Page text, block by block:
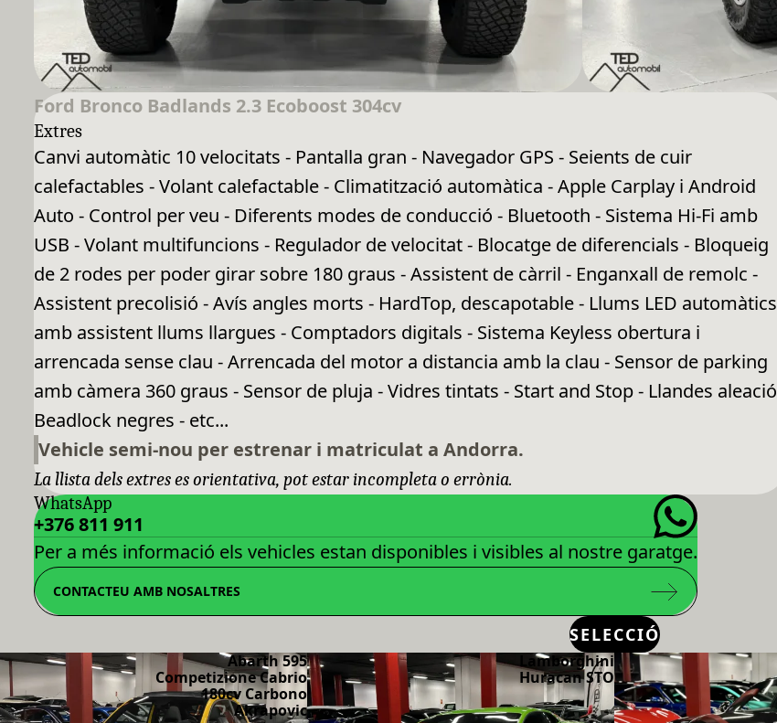
Ford Bronco Badlands 2.3 Ecoboost 304cv
Extres
Canvi automàtic 10 velocitats - Pantalla gran - Navegador GPS - Seients de cuir
calefactables - Volant calefactable - Climatització automàtica - Apple Carplay i Android
Auto - Control per veu - Diferents modes de conducció - Bluetooth - Sistema Hi-Fi amb
USB - Volant multifuncions - Regulador de velocitat - Blocatge de diferencials - Bloqueig
de 2 rodes per poder girar sobre 180 graus - Assistent de càrril - Enganxall de remolc -
Assistent precolisió - Avís angles morts - HardTop, descapotable - Llums LED automàtics
amb assistent llums llargues - Comptadors digitals - Sistema Keyless obertura i
arrencada sense clau - Arrencada del motor a distancia amb la clau - Sensor de parking
amb càmera 360 graus - Sensor de pluja - Vidres tintats - Start and Stop - Llandes aleació
Beadlock negres - etc...
Vehicle semi-nou per estrenar i matriculat a Andorra.
La llista dels extres es orientativa, pot estar incompleta o errònia.
WhatsApp
+376 811 911
Per a més informació els vehicles estan disponibles i visibles al nostre garatge.
CONTACTEU AMB NOSALTRES
SELECCIÓ
Abarth 595
Competizione Cabrio
180cv Carbono
Akrapovic
Lamborghini
Huracan STO